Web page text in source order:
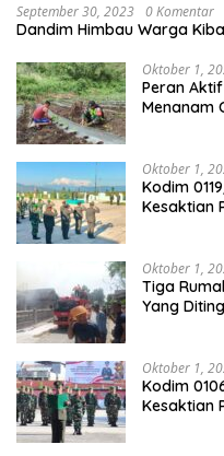
September 30, 2023 0 Komentar
Dandim Himbau Warga
Oktober 1,
Peran
Menanam
Oktober 1,
Kodim
Kesaktian
Oktober 1,
Tiga
Yang
Oktober 1,
Kodim
Kesaktian